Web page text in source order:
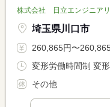
株式会社 日立エンジニア
埼玉県川口市
260,865円〜260,865円 ※フルタイム求人の
その他